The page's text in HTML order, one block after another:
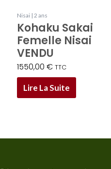
Nisai | 2 ans
Kohaku Sakai
Femelle Nisai
VENDU
1550,00 € TTC
Lire La Suite